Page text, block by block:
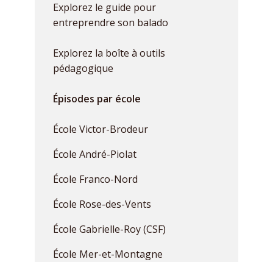
Explorez le guide pour
entreprendre son balado
Explorez la boîte à outils
pédagogique
Épisodes par école
École Victor-Brodeur
École André-Piolat
École Franco-Nord
École Rose-des-Vents
École Gabrielle-Roy (CSF)
École Mer-et-Montagne